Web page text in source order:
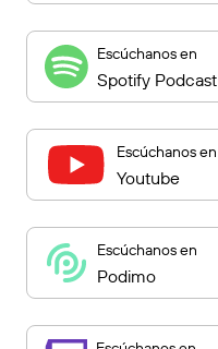
Escúchanos en
Spotify Podcast
Escúchanos en
Youtube
Escúchanos en
Podimo